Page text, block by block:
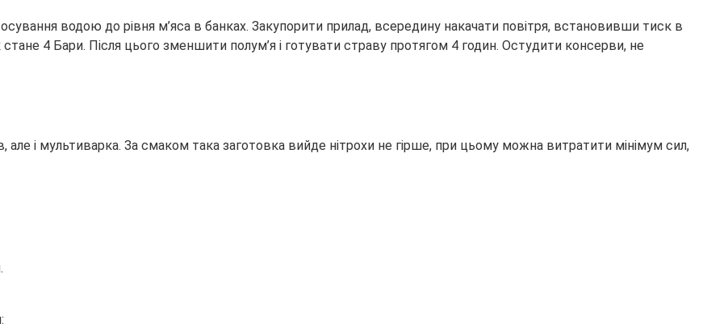
водою до рівня м’яса в банках. Закупорити прилад, всередину накачати повітря, встановивши тиск в
4 Бари. Після цього зменшити полум’я і готувати страву протягом 4 годин. Остудити консерви, не
і мультиварка. За смаком така заготовка вийде нітрохи не гірше, при цьому можна витратити мінімум сил,